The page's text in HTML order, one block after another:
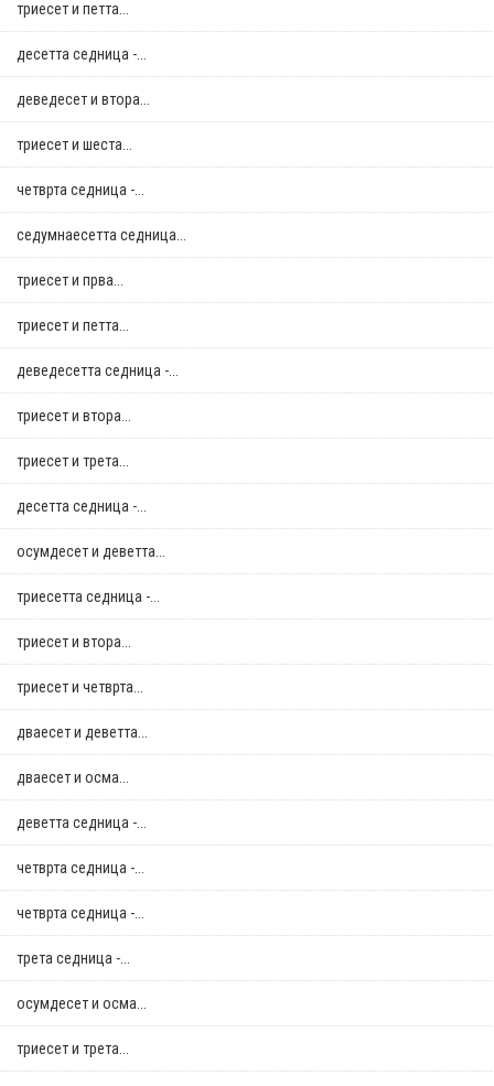
триесет и петта...
десетта седница -...
деведесет и втора...
триесет и шеста...
четврта седница -...
седумнаесетта седница...
триесет и прва...
триесет и петта...
деведесетта седница -...
триесет и втора...
триесет и трета...
десетта седница -...
осумдесет и деветта...
триесетта седница -...
триесет и втора...
триесет и четврта...
дваесет и деветта...
дваесет и осма...
деветта седница -...
четврта седница -...
четврта седница -...
трета седница -...
осумдесет и осма...
триесет и трета...